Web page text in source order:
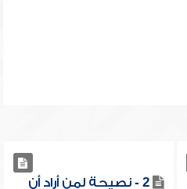
2 - نصيحة لمن أراد أن